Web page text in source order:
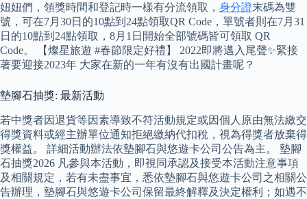
妞妞們，領獎時間和登記時一樣有分流領取， 身分證末碼為雙
號，可在7月30日的10點到24點領取QR Code，單號者則在7月31
日的10點到24點領取，8月1日開始全部號碼皆可領取 QR
Code。 【燦星旅遊 #春節限定好禮】 2022即將邁入尾聲✨緊接
著要迎接2023年 大家在新的一年有沒有出國計畫呢？
墊腳石抽獎: 最新活動
若中獎者因退貨等因素導致不符活動規定或因個人原由無法繳交
得獎資料或經主辦單位通知拒絕繳納代扣稅，視為得獎者放棄得
獎權益。 詳細活動辦法依墊腳石與悠遊卡公司公告為主。 墊腳
石抽獎2026 凡參與本活動，即視同承認及接受本活動注意事項
及相關規定，若有未盡事宜，悉依墊腳石與悠遊卡公司之相關公
告辦理，墊腳石與悠遊卡公司保留最終解釋及決定權利；如遇不